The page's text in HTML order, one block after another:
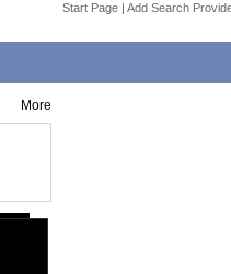
Start Page | Add Search
More